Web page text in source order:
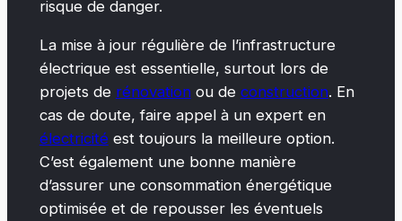
risque de danger.
La mise à jour régulière de l’infrastructure
électrique est essentielle, surtout lors de
projets de rénovationou de construction. En
cas de doute, faire appel à un expert en
électricité est toujours la meilleure option.
C’est également une bonne manière
d’assurer une consommation énergétique
optimisée et de repousser les éventuels